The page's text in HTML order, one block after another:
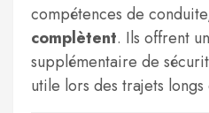
compétences de
complètent. Ils offrent
supplémentaire de
utile lors des trajets